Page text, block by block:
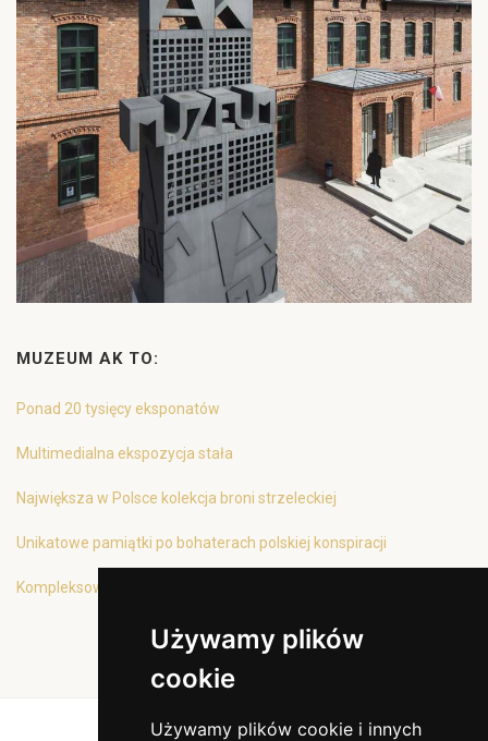
Używamy plików
cookie
Używamy plików cookie i innych
MUZEUM AK TO:
Ponad 20 tysięcy eksponatów
Multimedialna ekspozycja stała
Największa w Polsce kolekcja broni strzeleckiej
Unikatowe pamiątki po bohaterach polskiej konspiracji
Kompleksowa oferta edukacyjna